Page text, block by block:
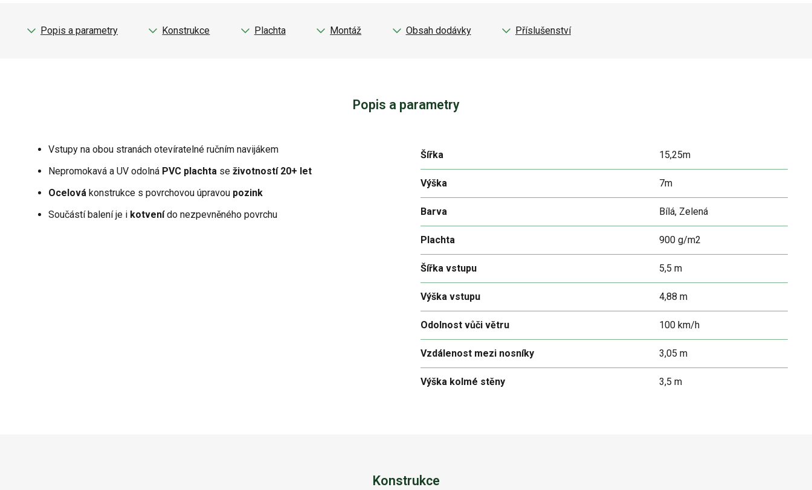
Popis a parametry Konstrukce Plachta Montáž Obsah dodávky Příslušenství
Popis a parametry
Vstupy na obou stranách otevíratelné ručním navijákem
Nepromokavá a UV odolná PVC plachta se životností 20+ let
Ocelová konstrukce s povrchovou úpravou pozink
Součástí balení je i kotvenído nezpevněného povrchu
Šířka 15,25m
Výška 7m
Barva Bílá, Zelená
Plachta 900 g/m2
Šířka vstupu 5,5 m
Výška vstupu 4,88 m
Odolnost vůči větru 100 km/h
Vzdálenost mezi nosníky 3,05 m
Výška kolmé stěny 3,5 m
Konstrukce